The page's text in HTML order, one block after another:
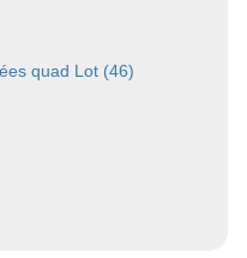
quad Lot (46)